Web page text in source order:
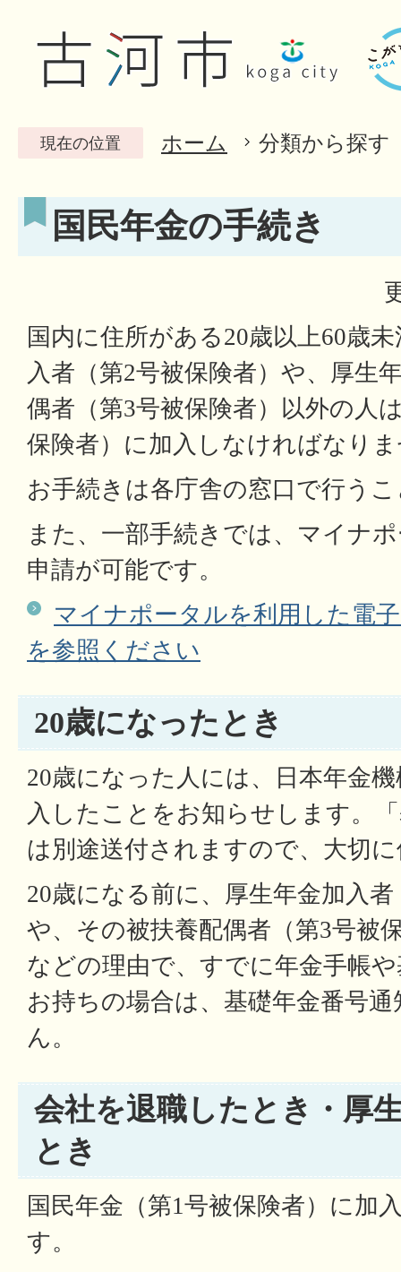
現在の位置 ホーム 分類から探す
国民年金の手続き
国内に住所がある20歳以上60歳
入者（第2号被保険者）や、厚生
偶者（第3号被保険者）以外の人
保険者）に加入しなければなり
お手続きは各庁舎の窓口で行う
また、一部手続きでは、マイナ
申請が可能です。
マイナポータルを利用した電
を参照ください
20歳になったとき
20歳になった人には、日本年金
入したことをお知らせします。
は別途送付されますので、大切
20歳になる前に、厚生年金加入
や、その被扶養配偶者（第3号被
などの理由で、すでに年金手帳
お持ちの場合は、基礎年金番号
ん。
会社を退職したとき・厚
とき
国民年金（第1号被保険者）に加
す。